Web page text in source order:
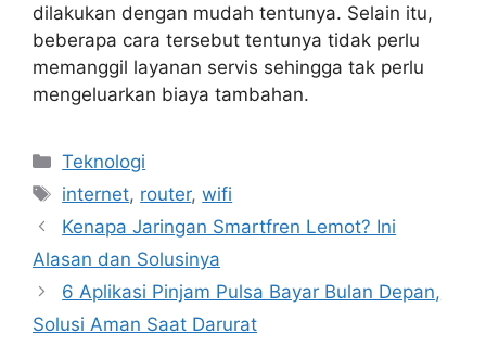
dilakukan dengan mudah tentunya. Selain itu,
beberapa cara tersebut tentunya tidak perlu
memanggil layanan servis sehingga tak perlu
mengeluarkan biaya tambahan.
Categories
Teknologi
Tags
internet, router,wifi
Kenapa Jaringan Smartfren Lemot? Ini
Alasan dan Solusinya
6 Aplikasi Pinjam Pulsa Bayar Bulan Depan,
Solusi Aman Saat Darurat